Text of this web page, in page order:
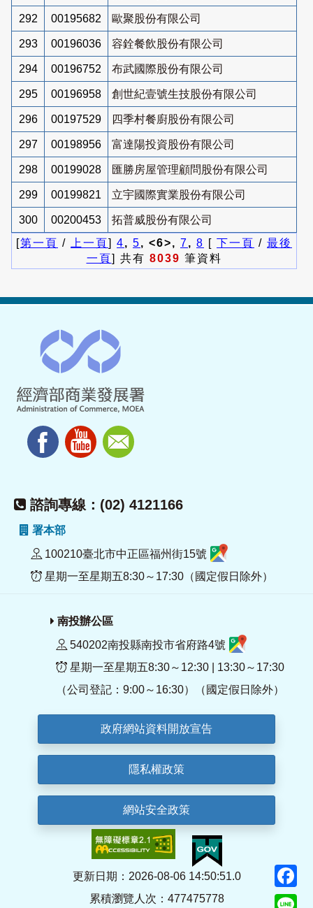
292 00195682 歐聚股份有限公司
293 00196036 容銓餐飲股份有限公司
294 00196752 布武國際股份有限公司
295 00196958 創世紀壹號生技股份有限公司
296 00197529 四季村餐廚股份有限公司
297 00198956 富達陽投資股份有限公司
298 00199028 匯勝房屋管理顧問股份有限公司
299 00199821 立宇國際實業股份有限公司
300 00200453
拓普威股份有限公司
[第一頁 / 上一頁] 4, 5, <6>, 7, 8 [ 下一頁 / 最後
一頁] 共有 8039 筆資料
諮詢專線：(02) 4121166
署本部
100210臺北市中正區福州街15號
星期一至星期五8:30～17:30（國定假日除外）
南投辦公區
540202南投縣南投市省府路4號
星期一至星期五8:30～12:30 | 13:30～17:30
（公司登記：9:00～16:30）（國定假日除外）
政府網站資料開放宣告
隱私權政策
網站安全政策
更新日期：2026-08-06 14:50:51.0
累積瀏覽人次：477475778